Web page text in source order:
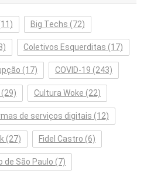
Big Techs (72)
Coletivos Esquerditas (17)
(17) COVID-19 (243)
(29) Cultura Woke (22)
de serviços digitais (12)
(27) Fidel Castro (6)
de São Paulo (7)